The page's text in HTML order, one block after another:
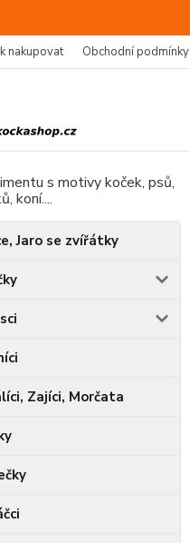
nakupovat Obchodní podmínky
s motivy koček, psů,
koní....
Jaro se zvířátky
Zajíci, Morčata